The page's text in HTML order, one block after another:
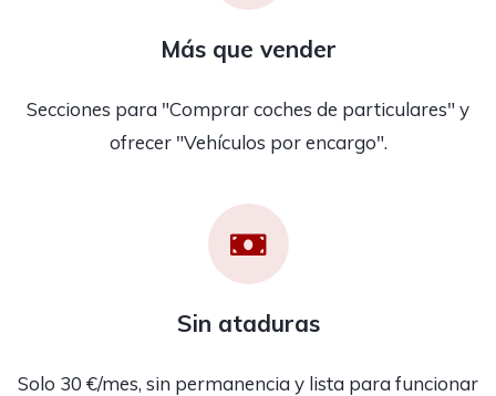
Más que vender
Secciones para "Comprar coches de particulares" y
ofrecer "Vehículos por encargo".
Sin ataduras
Solo 30 €/mes, sin permanencia y lista para funcionar